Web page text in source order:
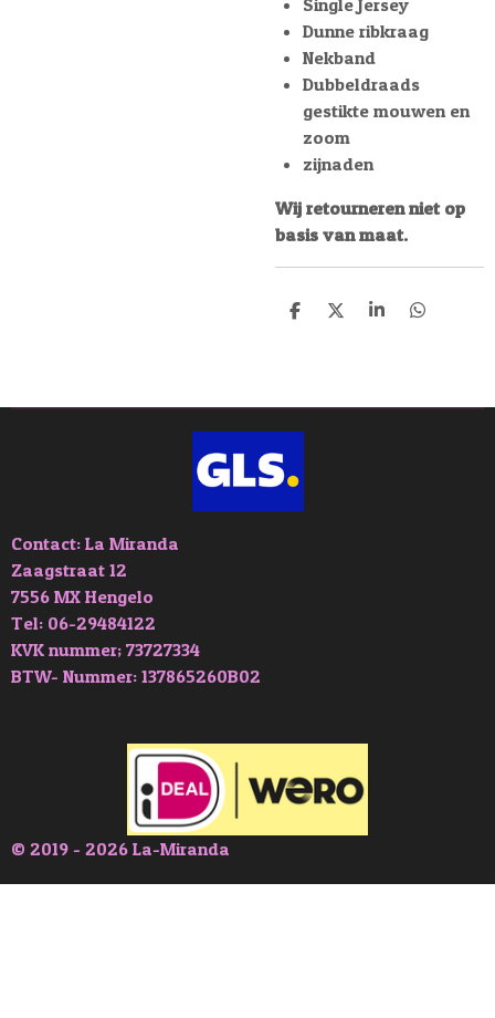
Dunne ribkraag
Nekband
Dubbeldraads
gestikte mouwen en
zoom
zijnaden
Wij retourneren niet op
basis van maat.
D
D
S
D
Contact: La Miranda
Zaagstraat 12
7556 MX Hengelo
Tel: 06-29484122
KVK nummer; 73727334
BTW- Nummer: 137865260B02
© 2019 - 2026 La-Miranda